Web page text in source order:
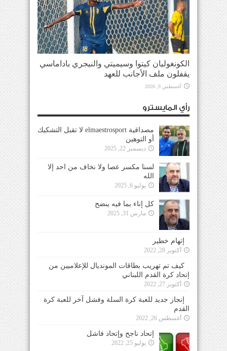
الكونغوليان كيتوا وسيميتي والنيجري باداماسي
يقفلون ملف الأجانب للعهد
أغسطس 9, 2026
رأي المايسترو
مصداقية elmaestrosport لا تقبل التشكيك
أو التوهين
ديسمبر 22, 2025
لسنا مكسر عصا ولا نخاف من احد إلا
الله
يوليو 6, 2025
كل إناء بما فيه ينضح
مارس 31, 2025
إتهام خطير
أكتوبر 28, 2022
كيف تم تهريب بطاقات المونديال للإعلاميين من
إتحاد كرة القدم اللبناني
أكتوبر 27, 2022
إنجاز جديد للعبة كرة السلة وفشل آخر للعبة كرة
القدم
أغسطس 26, 2022
إتحاد ناجح وإتحاد فاشل
يوليو 25, 2022